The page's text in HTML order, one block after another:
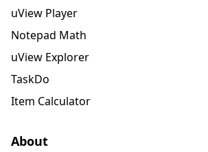
uView Player
Notepad Math
uView Explorer
TaskDo
Item Calculator
About